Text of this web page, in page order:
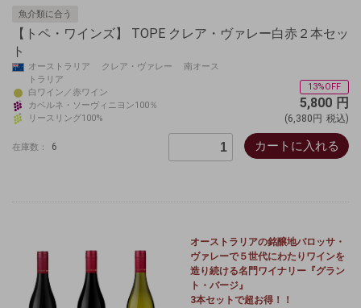
魚介類に合う
【トペ・ワインズ】 TOPE クレア・ヴァレー白赤２本セッ
ト
オーストラリア クレア・ヴァレー 南オース
トラリア
白ワイン／赤ワイン
カベルネ・ソーヴィニヨン100％
リースリング100%
13%OFF
5,800 円
(6,380円 税込)
在庫数： 6 カートに入れる
オーストラリアの銘醸地バロッサ・
ヴァレーで５世代にわたりワインを
造り続ける名門ワイナリー『グラン
ト・バージ』
3本セットで超お得！！